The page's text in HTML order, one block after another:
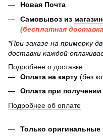
Новая Почта
Самовывоз из
(бесплатная
*При заказе на примерку
доставки каждой
Подробнее о доставке
Оплата на карту (без
Оплата при получении
Подробнее об оплате
Только